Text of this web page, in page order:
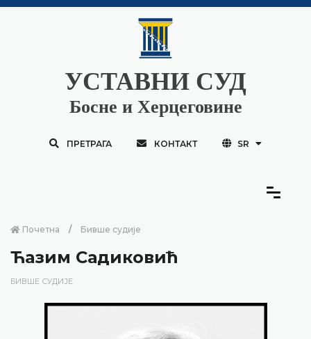
УСТАВНИ СУД
Босне и Херцеговине
ПРЕТРАГА КОНТАКТ SR
Почетна Бивше судије
Ћазим Садиковић
БИВШЕ СУДИЈЕ